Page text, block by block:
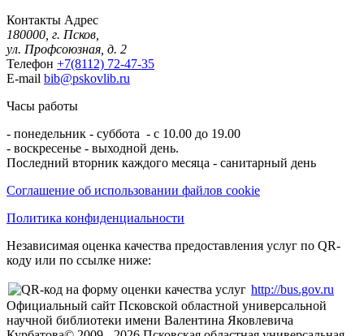
Контакты Адрес
180000, г. Псков,
ул. Профсоюзная, д. 2
Телефон +7(8112) 72-47-35
E-mail bib@pskovlib.ru
Часы работы
- понедельник - суббота - с 10.00 до 19.00
- воскресенье - выходной день.
Последний вторник каждого месяца - санитарный день
Соглашение об использовании файлов cookie
Политика конфиденциальности
Независимая оценка качества предоставления услуг по QR-
коду или по ссылке ниже:
http://bus.gov.ru
Официальный сайт Псковской областной универсальной
научной библиотеки имени Валентина Яковлевича